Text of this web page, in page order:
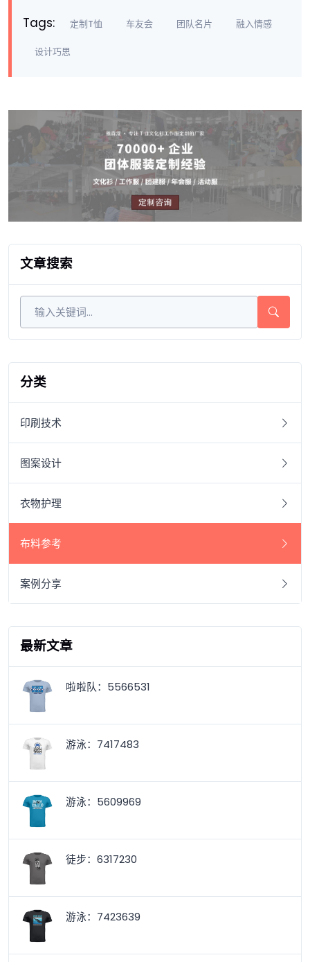
Tags: 定制T恤 车友会 团队名片 融入情感
设计巧思
文章搜索
分类
印刷技术
图案设计
衣物护理
布料参考
案例分享
最新文章
啦啦队：5566531
游泳：7417483
游泳：5609969
徒步：6317230
游泳：7423639